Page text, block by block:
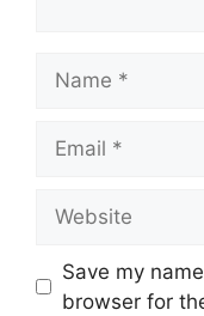
Save my
browser for